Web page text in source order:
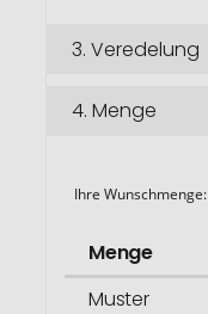
3. Veredelung
4. Menge
Ihre Wunschmenge:
Menge
Muster